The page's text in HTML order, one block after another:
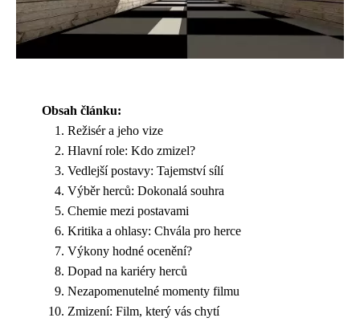
Obsah článku:
Režisér a jeho vize
Hlavní role: Kdo zmizel?
Vedlejší postavy: Tajemství sílí
Výběr herců: Dokonalá souhra
Chemie mezi postavami
Kritika a ohlasy: Chvála pro herce
Výkony hodné ocenění?
Dopad na kariéry herců
Nezapomenutelné momenty filmu
Zmizení: Film, který vás chytí